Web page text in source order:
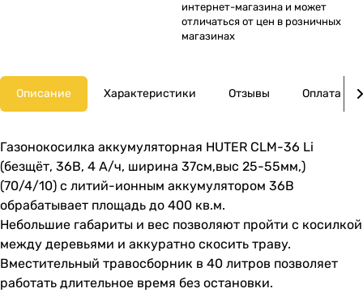
интернет-магазина и может
отличаться от цен в розничных
магазинах
Описание Характеристики Отзывы Оплата
Газонокосилка аккумуляторная HUTER CLM-36 Li
(безщёт, 36В, 4 А/ч, ширина 37см,выс 25-55мм,)
(70/4/10) с литий-ионным аккумулятором 36В
обрабатывает площадь до 400 кв.м.
Небольшие габариты и вес позволяют пройти с косилкой
между деревьями и аккуратно скосить траву.
Вместительный травосборник в 40 литров позволяет
работать длительное время без остановки.